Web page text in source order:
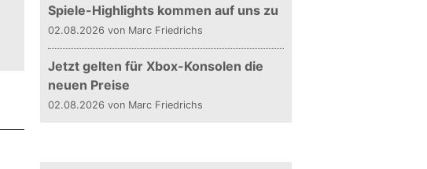
Spiele-Highlights kommen auf uns zu
02.08.2026 von Marc Friedrichs
Jetzt gelten für Xbox-Konsolen die
neuen Preise
02.08.2026 von Marc Friedrichs